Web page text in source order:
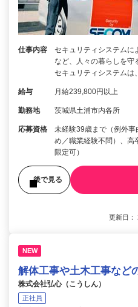
仕事内容
セキュリティシステムに
など、人々の暮らしを
セキュリティシステム
給与 月給239,800円以上
勤務地 茨城県土浦市内各所
応募資格
未経験39歳まで（例外
め／職業経験不問）、
限定可）
後で見る
更新日
NEW
解体工事や土木工事など
株式会社弘心（こうしん）
正社員